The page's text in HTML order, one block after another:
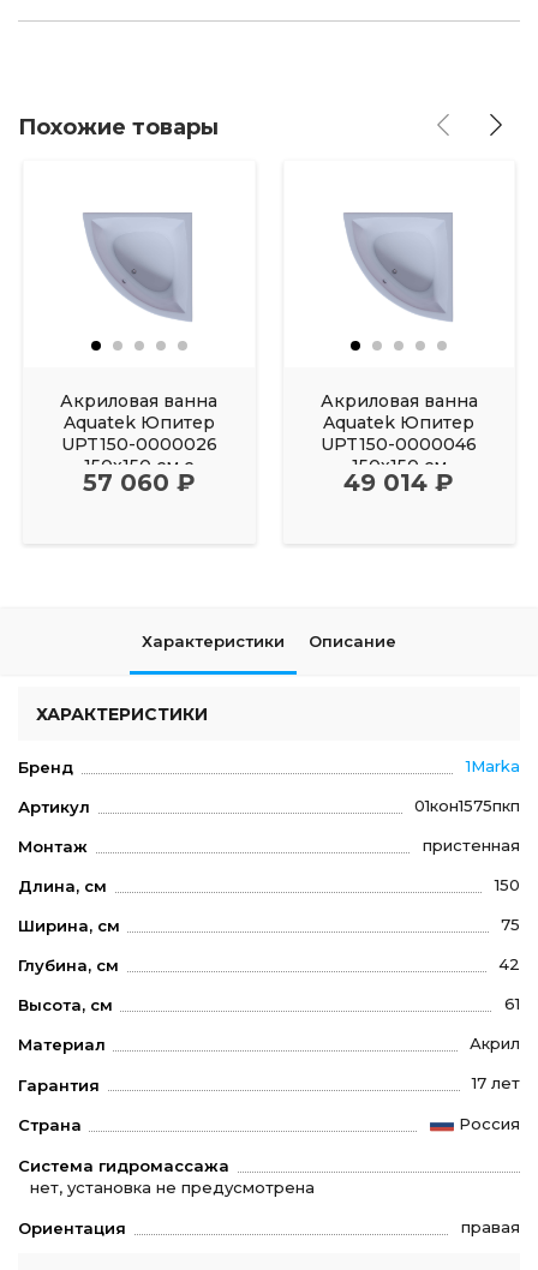
Похожие товары
Акриловая ванна
Aquatek Юпитер
UPT150-0000026
150х150 см с
фронтальным
57 060 ₽
Акриловая ванна
Aquatek Юпитер
UPT150-0000046
150х150 см
49 014 ₽
Характеристики Описание
ХАРАКТЕРИСТИКИ
Бренд 1Marka
Артикул 01кон1575пкп
Монтаж пристенная
Длина, см 150
Ширина, см 75
Глубина, см 42
Высота, см 61
Материал Акрил
Гарантия 17 лет
Страна Россия
Система гидромассажа
нет, установка не предусмотрена
Ориентация правая